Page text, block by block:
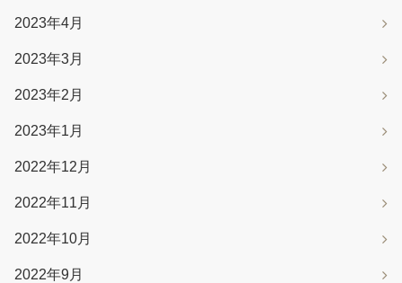
2023年4月
2023年3月
2023年2月
2023年1月
2022年12月
2022年11月
2022年10月
2022年9月